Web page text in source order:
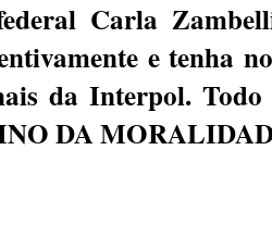
Carla
e tenha
da Interpol.
DA